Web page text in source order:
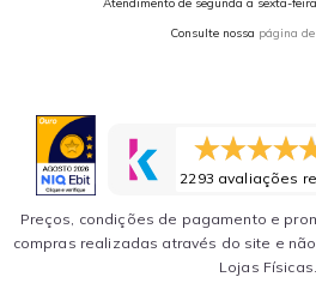
Atendimento de segunda a sexta-
Consulte nossa página
2293 avaliações
Preços, condições de pagamento e
compras realizadas através do site e
Lojas Físicas.